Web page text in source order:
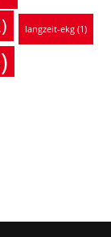
langzeit-ekg (1)